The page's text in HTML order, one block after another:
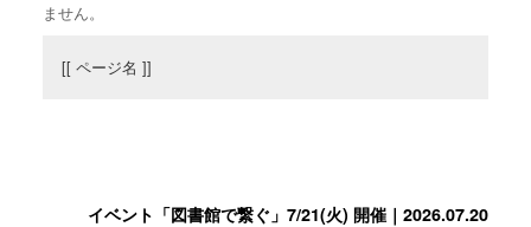
ません。
[[ ページ名 ]]
イベント「図書館で繋ぐ」7/21(火) 開催｜2026.07.20